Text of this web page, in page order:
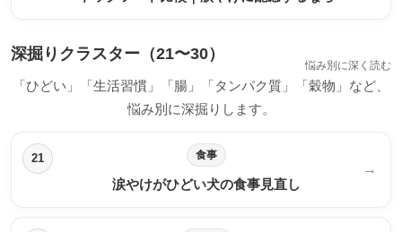
深掘りクラスター（21〜30）
悩み別に深く読む
「ひどい」「生活習慣」「腸」「タンパク質」「穀物」など、
悩み別に深掘りします。
21 食事
涙やけがひどい犬の食事見直し
→